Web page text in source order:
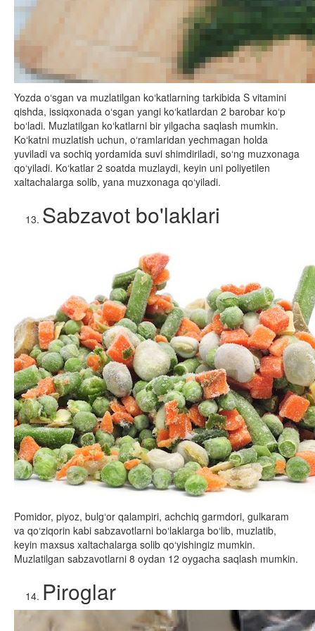
Yozda o‘sgan va muzlatilgan ko‘katlarning tarkibida S vitamini
qishda, issiqxonada o‘sgan yangi ko‘katlardan 2 barobar ko‘p
bo‘ladi. Muzlatilgan ko‘katlarni bir yilgacha saqlash mumkin.
Ko‘katni muzlatish uchun, o‘ramlaridan yechmagan holda
yuviladi va sochiq yordamida suvi shimdiriladi, so‘ng muzxonaga
qo‘yiladi. Ko‘katlar 2 soatda muzlaydi, keyin uni poliyetilen
xaltachalarga solib, yana muzxonaga qo‘yiladi.
Sabzavot bo'laklari
Pomidor, piyoz, bulg‘or qalampiri, achchiq garmdori, gulkaram
va qo‘ziqorin kabi sabzavotlarni bo‘laklarga bo‘lib, muzlatib,
keyin maxsus xaltachalarga solib qo‘yishingiz mumkin.
Muzlatilgan sabzavotlarni 8 oydan 12 oygacha saqlash mumkin.
Piroglar